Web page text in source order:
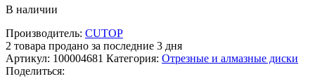
В наличии
Производитель: CUTOP
2 товара продано за последние 3 дня
Артикул: 100004681 Категория: Отрезные и алмазные диски
Поделиться: